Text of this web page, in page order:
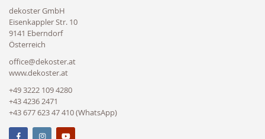
dekoster GmbH
Eisenkappler Str. 10
9141 Eberndorf
Österreich
office@dekoster.at
www.dekoster.at
+49 3222 109 4280
+43 4236 2471
+43 677 623 47 410 (WhatsApp)